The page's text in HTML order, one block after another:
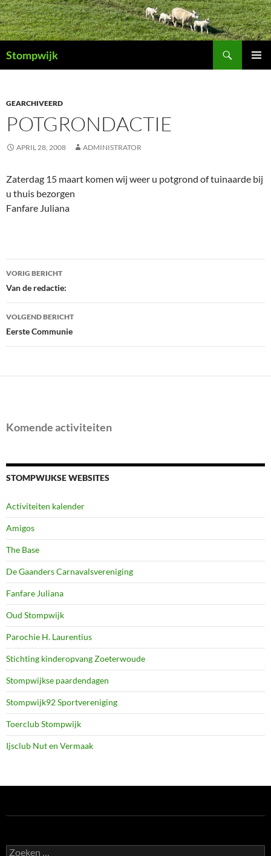
Ga
naar
de
inhoud
Stompwijk
GEARCHIVEERD
POTGRONDACTIE
APRIL 28, 2008 ADMINISTRATOR
Zaterdag 15 maart komen wij weer u potgrond of tuinaarde bij
u thuis bezorgen
Fanfare Juliana
Bericht
navigatie
VORIG BERICHT
Van de redactie:
VOLGEND BERICHT
Eerste Communie
Komende activiteiten
STOMPWIJKSE WEBSITES
Activiteiten kalender
Amigos
The Base
De Gaanders Carnavalsvereniging
Fanfare Juliana
Oud Stompwijk
Parochie H. Laurentius
Stichting kinderopvang Zoeterwoude
Stompwijkse paardendagen
Stompwijk92 Sportvereniging
Toerclub Stompwijk
Ijsclub Nut en Vermaak
Zoeken